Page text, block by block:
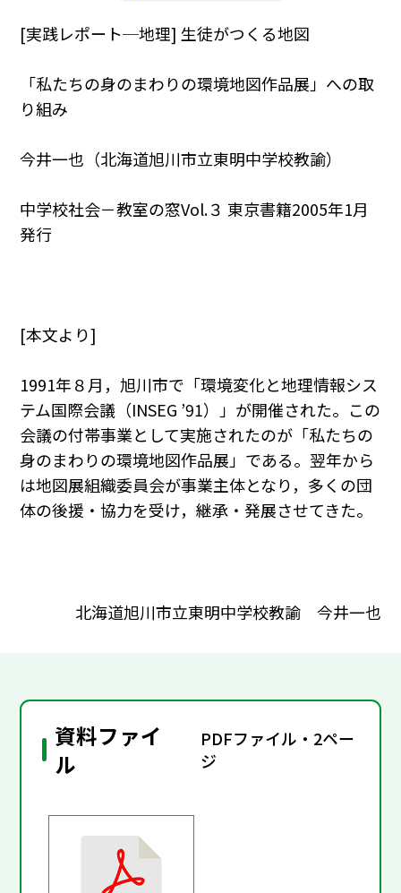
[実践レポート─地理] 生徒がつくる地図
「私たちの身のまわりの環境地図作品展」への取
り組み
今井一也（北海道旭川市立東明中学校教諭）
中学校社会－教室の窓Vol.３ 東京書籍2005年1月
発行
[本文より]
1991年８月，旭川市で「環境変化と地理情報シス
テム国際会議（INSEG ’91）」が開催された。この
会議の付帯事業として実施されたのが「私たちの
身のまわりの環境地図作品展」である。翌年から
は地図展組織委員会が事業主体となり，多くの団
体の後援・協力を受け，継承・発展させてきた。
北海道旭川市立東明中学校教諭 今井一也
資料ファイ
ル
PDFファイル・2ペー
ジ